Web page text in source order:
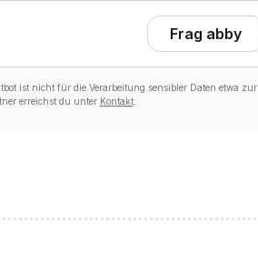
Frag abby
ist nicht für die Verarbeitung sensibler Daten etwa zur
erreichst du unter Kontakt.